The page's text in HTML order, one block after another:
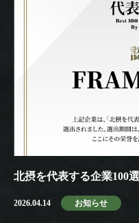
北摂を代表する企業100
2026.04.14 お知らせ